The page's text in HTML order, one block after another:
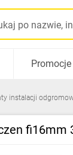
Promocje
instalacji